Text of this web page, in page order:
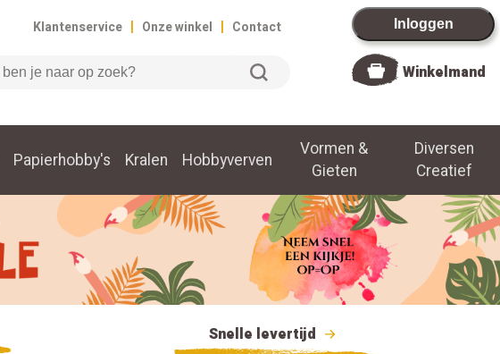
Klantenservice | Onze winkel | Contact Inloggen
Winkelmand
Papierhobby's Kralen Hobbyverven
Vormen &
Gieten
Diversen
Creatief
Snelle levertijd